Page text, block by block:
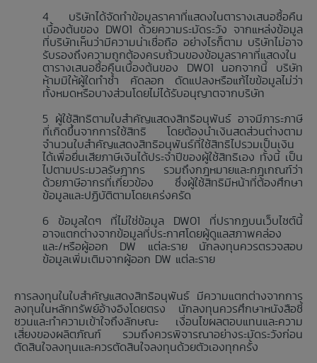
บริษัทได้จัดทำข้อมูลราคาที่แสดงในตารางเสนอซื้อคืน
เบื้องต้นของ DW01 ด้วยความระมัดระวัง จากแหล่งข้อมูล
ที่บริษัทเห็นว่ามีความน่าเชื่อถือ อย่างไรก็ตาม บริษัทไม่อาจ
รับรองถึงความถูกต้องครบถ้วนของข้อมูลราคาที่แสดงใน
ตารางเสนอซื้อคืนเบื้องต้นของ DW01 นอกจากนี้ บริษัท
ห้ามมิให้ผู้ใดทำซ้ำ คัดลอก ดัดแปลงหรือแก้ไขข้อมูลไม่ว่า
ทั้งหมดหรือบางส่วนโดยไม่ได้รับอนุญาตจากบริษัท
ผู้ใช้สิทธิตามใบสำคัญแสดงสิทธิอนุพันธ์ อาจมีภาระภาษี
ที่เกิดขึ้นจากการใช้สิทธิ โดยต้องนำเงินสดส่วนต่างตาม
จำนวนใบสำคัญแสดงสิทธิอนุพันธ์ที่ใช้สิทธิไปรวมเป็นเงิน
ได้เพื่อยื่นเสียภาษีเงินได้ประจำปีของผู้ใช้สิทธิเอง ทั้งนี้ เป็น
ไปตามประมวลรัษฎากร รวมถึงกฎหมายและกฎเกณฑ์ว่า
ด้วยภาษีอากรที่เกี่ยวข้อง ซึ่งผู้ใช้สิทธิมีหน้าที่ต้องศึกษา
ข้อมูลและปฏิบัติตามโดยเคร่งครัด
ข้อมูลใดๆ ที่ไม่ใช่ข้อมูล DW01 ที่ปรากฏบนเว็บไซต์นี้
อาจแตกต่างจากข้อมูลที่ประกาศโดยผู้ดูแลสภาพคล่อง
และ/หรือผู้ออก DW แต่ละราย นักลงทุนควรตรวจสอบ
ข้อมูลเพิ่มเติมจากผู้ออก DW แต่ละราย
การลงทุนในใบสำคัญแสดงสิทธิอนุพันธ์ มีความแตกต่างจากการ
ลงทุนในหลักทรัพย์อ้างอิงโดยตรง นักลงทุนควรศึกษาหนังสือชี้
ชวนและทำความเข้าใจถึงลักษณะ เงื่อนไขผลตอบแทนและความ
เสี่ยงของผลิตภัณฑ์ รวมถึงควรพิจารณาอย่างระมัดระวังก่อน
ตัดสินใจลงทุนและควรตัดสินใจลงทุนด้วยตัวเองทุกครั้ง